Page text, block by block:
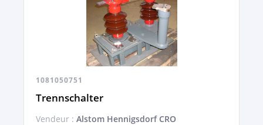
1081050751
Trennschalter
Vendeur : Alstom Hennigsdorf CRO